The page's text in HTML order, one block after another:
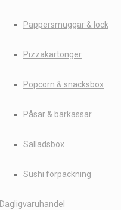
Pappersmuggar & lock
Pizzakartonger
Popcorn & snacksbox
Påsar & bärkassar
Salladsbox
Sushi förpackning
Dagligvaruhandel